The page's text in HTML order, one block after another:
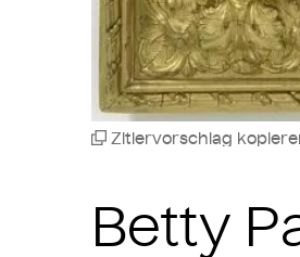
Betty
Zitiervorschlag